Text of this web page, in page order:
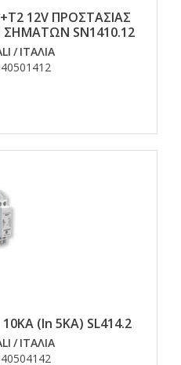
12V ΠΡΟΣΤΑΣΙΑΣ
ΣΗΜΑΤΩΝ SN1410.12
/ ΙΤΑΛΙΑ
(In 5KA) SL414.2
/ ΙΤΑΛΙΑ